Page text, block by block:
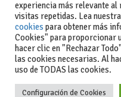
-Política de
privacidad
-Política de
cookies
-
experiencia más relevante
visitas repetidas. Lea nuestra
cookies para obtener más
Cookies" para proporcionar
hacer clic en "Rechazar
las cookies necesarias. Al
uso de TODAS las cookies.
Configuración de Cookies